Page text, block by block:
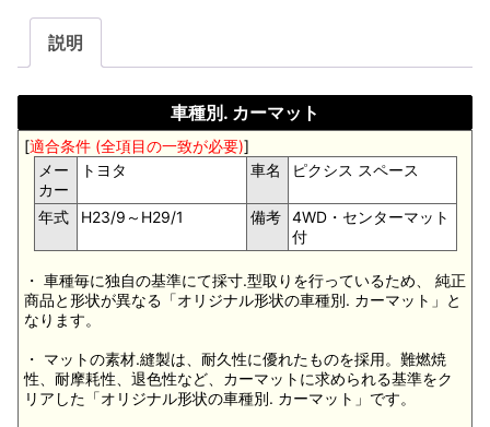
説明
車種別. カーマット
[適合条件 (全項目の一致が必要)]
メー
カー
トヨタ 車名 ピクシス スペース
年式 H23/9～H29/1 備考
4WD・センターマット
付
・ 車種毎に独自の基準にて採寸.型取りを行っているため、 純正
商品と形状が異なる「オリジナル形状の車種別. カーマット」と
なります。
・ マットの素材.縫製は、耐久性に優れたものを採用。難燃焼
性、耐摩耗性、退色性など、カーマットに求められる基準をク
リアした「オリジナル形状の車種別. カーマット」です。